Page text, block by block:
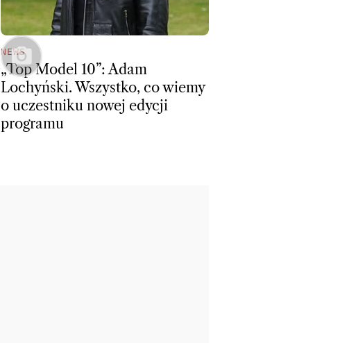
NEWS
„Top Model 10”: Adam
Lochyński. Wszystko, co wiemy
o uczestniku nowej edycji
programu